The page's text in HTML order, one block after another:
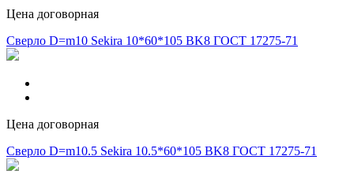
Цена договорная
Сверло D=m10 Sekira 10*60*105 BK8 ГОСТ 17275-71
Цена договорная
Сверло D=m10.5 Sekira 10.5*60*105 BK8 ГОСТ 17275-71